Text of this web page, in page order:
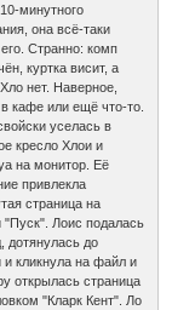
минутного
она всё-таки
Странно: комп
куртка висит, а
нет. Наверное,
кафе или ещё что-то.
уселась в
кресло Хлои и
на монитор. Её
привлекла
страница на
"Пуск". Лоис подалась
дотянулась до
кликнула на файл и
открылась страница
"Кларк Кент". Ло